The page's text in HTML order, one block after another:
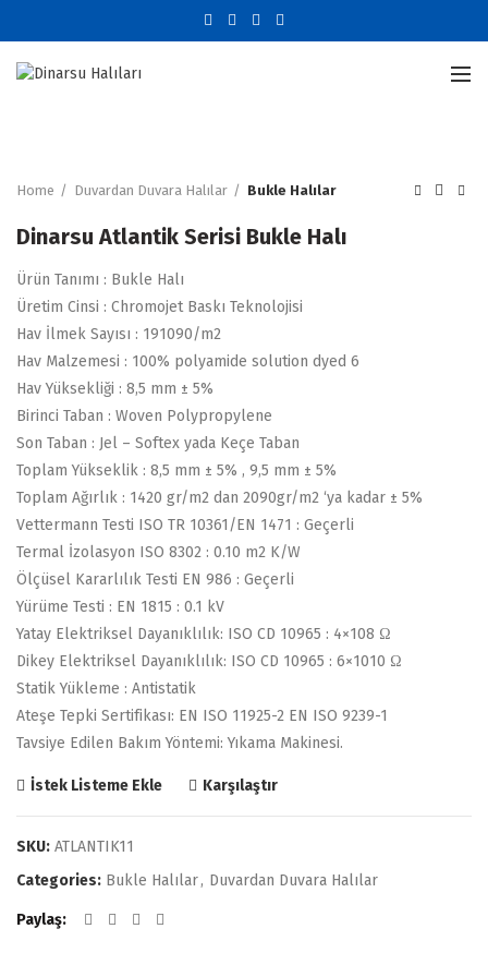
Home Duvardan Duvara Halılar Bukle Halılar
Dinarsu Atlantik Serisi Bukle Halı
Ürün Tanımı : Bukle Halı
Üretim Cinsi : Chromojet Baskı Teknolojisi
Hav İlmek Sayısı : 191090/m2
Hav Malzemesi : 100% polyamide solution dyed 6
Hav Yüksekliği : 8,5 mm ± 5%
Birinci Taban : Woven Polypropylene
Son Taban : Jel – Softex yada Keçe Taban
Toplam Yükseklik : 8,5 mm ± 5% , 9,5 mm ± 5%
Toplam Ağırlık : 1420 gr/m2 dan 2090gr/m2 ‘ya kadar ± 5%
Vettermann Testi ISO TR 10361/EN 1471 : Geçerli
Termal İzolasyon ISO 8302 : 0.10 m2 K/W
Ölçüsel Kararlılık Testi EN 986 : Geçerli
Yürüme Testi : EN 1815 : 0.1 kV
Yatay Elektriksel Dayanıklılık: ISO CD 10965 : 4×108 Ω
Dikey Elektriksel Dayanıklılık: ISO CD 10965 : 6×1010 Ω
Statik Yükleme : Antistatik
Ateşe Tepki Sertifikası: EN ISO 11925-2 EN ISO 9239-1
Tavsiye Edilen Bakım Yöntemi: Yıkama Makinesi.
İstek Listeme Ekle Karşılaştır
SKU: ATLANTIK11
Categories: Bukle Halılar, Duvardan Duvara Halılar
Paylaş